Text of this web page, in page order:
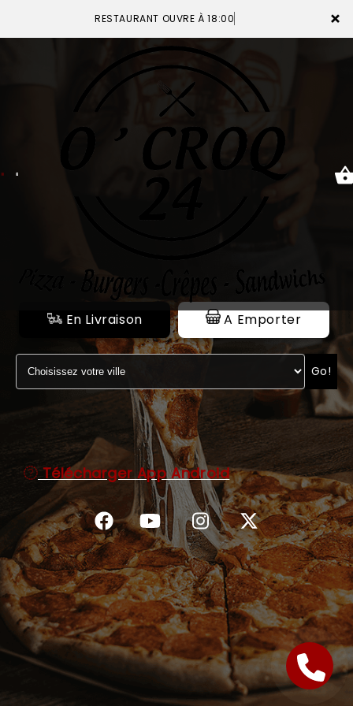
×
RESTAURANT OUVRE À 18:00
NOTRE RESTAURANT
VOS AVIS
MENTIONS LÉGALES
C.G.V
En Livraison A Emporter
Go!
Télécharger App Android